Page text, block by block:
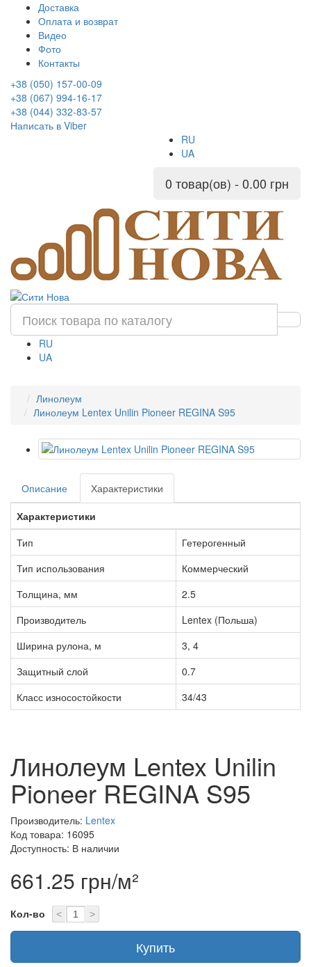
Доставка
Оплата и возврат
Видео
Фото
Контакты
+38 (050) 157-00-09
+38 (067) 994-16-17
+38 (044) 332-83-57
Написать в Viber
RU
UA
0 товар(ов) - 0.00 грн
RU
UA
Линолеум
Линолеум Lentex Unilin Pioneer REGINA S95
Описание
Характеристики
Характеристики
Тип
Гетерогенный
Тип использования
Коммерческий
Толщина, мм
2.5
Производитель
Lentex (Польша)
Ширина рулона, м
3, 4
Защитный слой
0.7
Класс износостойкости
34/43
Линолеум Lentex Unilin
Pioneer REGINA S95
Производитель: Lentex
Код товара: 16095
Доступность: В наличии
661.25 грн/м²
Кол-во < >
Купить